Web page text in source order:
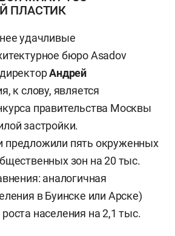
ПЛАСТИК
удачливые
бюро Asadov
Андрей
к слову, является
правительства Москвы
застройки.
предложили пять окруженных
зон на 20 тыс.
аналогичная
в Буинске или Арске)
населения на 2,1 тыс.